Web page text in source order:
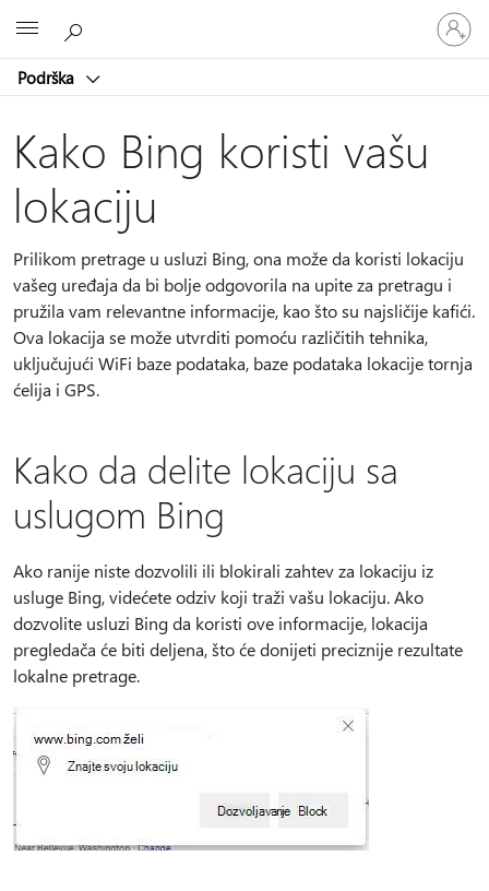
Podrška
Prijavite
se
na
Kako Bing koristi vašu
lokaciju
Prilikom pretrage u usluzi Bing, ona može da koristi lokaciju
vašeg uređaja da bi bolje odgovorila na upite za pretragu i
pružila vam relevantne informacije, kao što su najsličije kafići.
Ova lokacija se može utvrditi pomoću različitih tehnika,
uključujući WiFi baze podataka, baze podataka lokacije tornja
ćelija i GPS.
Kako da delite lokaciju sa
uslugom Bing
Ako ranije niste dozvolili ili blokirali zahtev za lokaciju iz
usluge Bing, videćete odziv koji traži vašu lokaciju. Ako
dozvolite usluzi Bing da koristi ove informacije, lokacija
pregledača će biti deljena, što će donijeti preciznije rezultate
lokalne pretrage.